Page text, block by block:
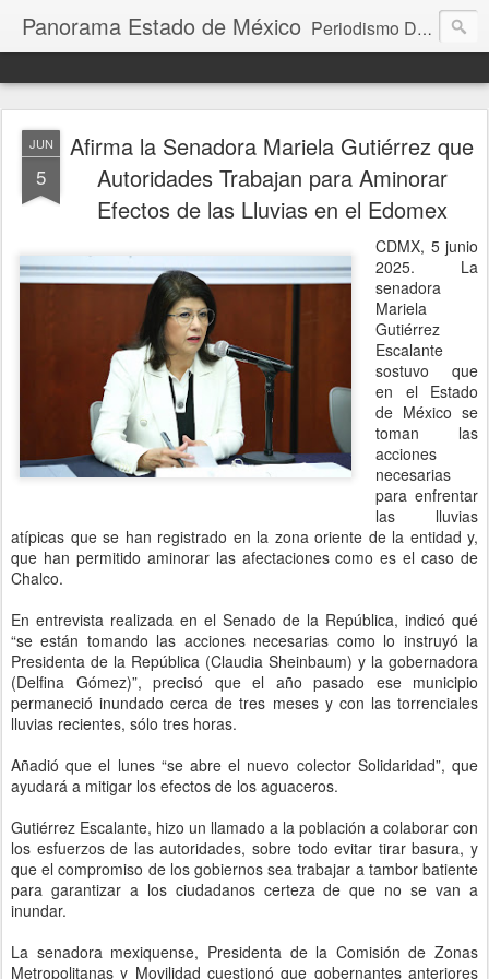
Panorama Estado de México Periodismo Digital
JUN
5
Afirma la Senadora Mariela Gutiérrez que
Autoridades Trabajan para Aminorar
Efectos de las Lluvias en el Edomex
CDMX, 5 junio
2025. La
senadora
Mariela
Gutiérrez
Escalante
sostuvo que
en el Estado
de México se
toman las
acciones
necesarias
para enfrentar
las lluvias
atípicas que se han registrado en la zona oriente de la entidad y,
que han permitido aminorar las afectaciones como es el caso de
Chalco.
En entrevista realizada en el Senado de la República, indicó qué
“se están tomando las acciones necesarias como lo instruyó la
Presidenta de la República (Claudia Sheinbaum) y la gobernadora
(Delfina Gómez)”, precisó que el año pasado ese municipio
permaneció inundado cerca de tres meses y con las torrenciales
lluvias recientes, sólo tres horas.
Añadió que el lunes “se abre el nuevo colector Solidaridad”, que
ayudará a mitigar los efectos de los aguaceros.
Gutiérrez Escalante, hizo un llamado a la población a colaborar con
los esfuerzos de las autoridades, sobre todo evitar tirar basura, y
que el compromiso de los gobiernos sea trabajar a tambor batiente
para garantizar a los ciudadanos certeza de que no se van a
inundar.
La senadora mexiquense, Presidenta de la Comisión de Zonas
Metropolitanas y Movilidad cuestionó que gobernantes anteriores